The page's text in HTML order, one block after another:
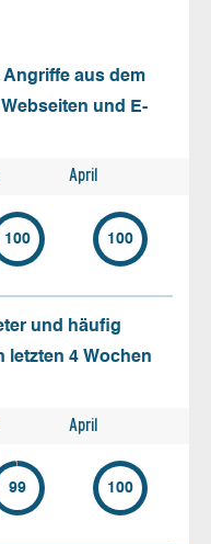
Angriffe aus dem
und E-
April
100 100
und häufig
letzten 4 Wochen
April
99 100